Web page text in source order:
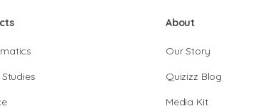
About
Our Story
Quizizz Blog
Media Kit